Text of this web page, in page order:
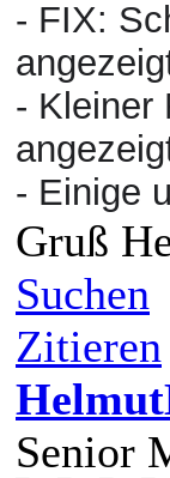
- FIX:
- Kleiner
- Einige
Gruß
Suchen
Zitieren
Senior